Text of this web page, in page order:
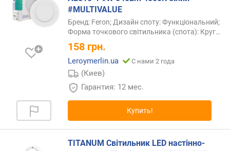
#MULTIVALUE
Бренд: Feron; Дизайн споту: Функціональний;
Форма точкового світильника (спота): Круг…
158 грн.
Leroymerlin.ua С нами 2 года
(Киев)
Гарантия: 12 мес.
Купить!
TITANUM Світильник LED настінно-